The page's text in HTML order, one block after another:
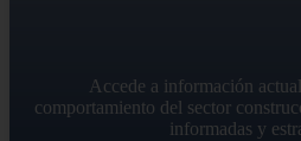
Accede a información
comportamiento del sector
informadas y